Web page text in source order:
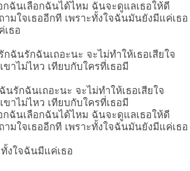
กฉันเลือกฉันได้ไหม ฉันจะดูแลเธอให้ดี
ามใจเธออีกที เพราะทั้งใจฉันมันยังมีแค่เธอ
เธอ
กฉันรักฉันเถอะนะ จะไม่ทำให้เธอเสียใจ
ขาไม่ไหว เทียบกับใครที่เธอมี
นรักฉันเถอะนะ จะไม่ทำให้เธอเสียใจ
ขาไม่ไหว เทียบกับใครที่เธอมี
กฉันเลือกฉันได้ไหม ฉันจะดูแลเธอให้ดี
ามใจเธออีกที เพราะทั้งใจฉันมันยังมีแค่เธอ
ทั้งใจฉันมีแค่เธอ